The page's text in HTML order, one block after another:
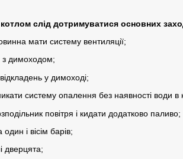
слід дотримуватися основних
мати систему вентиляції;
з димоходом;
у димоході;
систему опалення без наявності води в
повітря і кидати додатково паливо;
і вісім барів;
дверцята;